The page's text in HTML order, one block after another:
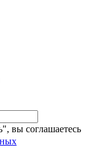
вы соглашаетесь